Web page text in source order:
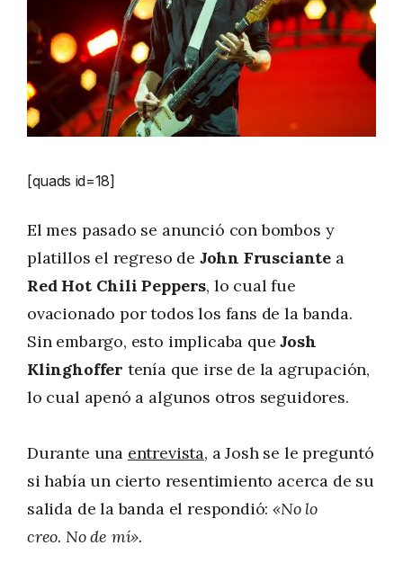
[quads id=18]
El mes pasado se anunció con bombos y
platillos el regreso de John Frusciante a
Red Hot Chili Peppers, lo cual fue
ovacionado por todos los fans de la banda.
Sin embargo, esto implicaba queJosh
Klinghoffer tenía que irse de la agrupación,
lo cual apenó a algunos otros seguidores.
Durante una entrevista, a Josh se le preguntó
si había un cierto resentimiento acerca de su
salida de la banda el respondió:«No lo
creo. No de mí».